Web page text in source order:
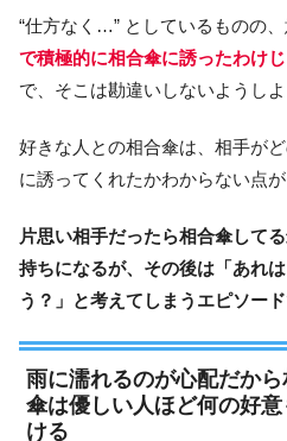
“仕方なく…” としているものの
で積極的に相合傘に誘ったわけじ
で、そこは勘違いしないようしよ
好きな人との相合傘は、相手が
に誘ってくれたかわからない点が
片思い相手だったら相合傘して
持ちになるが、その後は「あれ
う？」と考えてしまうエピソード
雨に濡れるのが心配だか
傘は優しい人ほど何の好
ける